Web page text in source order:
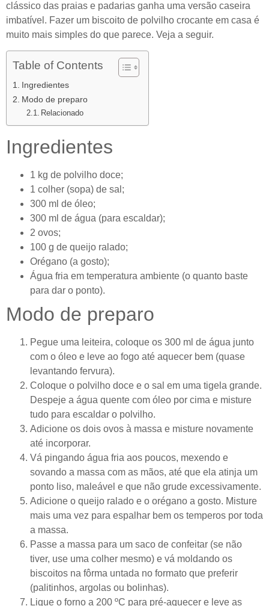
clássico das praias e padarias ganha uma versão caseira
imbatível. Fazer um biscoito de polvilho crocante em casa é
muito mais simples do que parece. Veja a seguir.
Table of Contents
Ingredientes
Modo de preparo
Relacionado
Ingredientes
1 kg de polvilho doce;
1 colher (sopa) de sal;
300 ml de óleo;
300 ml de água (para escaldar);
2 ovos;
100 g de queijo ralado;
Orégano (a gosto);
Água fria em temperatura ambiente (o quanto baste
para dar o ponto).
Modo de preparo
Pegue uma leiteira, coloque os 300 ml de água junto
com o óleo e leve ao fogo até aquecer bem (quase
levantando fervura).
Coloque o polvilho doce e o sal em uma tigela grande.
Despeje a água quente com óleo por cima e misture
tudo para escaldar o polvilho.
Adicione os dois ovos à massa e misture novamente
até incorporar.
Vá pingando água fria aos poucos, mexendo e
sovando a massa com as mãos, até que ela atinja um
ponto liso, maleável e que não grude excessivamente.
Adicione o queijo ralado e o orégano a gosto. Misture
mais uma vez para espalhar bem os temperos por toda
a massa.
Passe a massa para um saco de confeitar (se não
tiver, use uma colher mesmo) e vá moldando os
biscoitos na fôrma untada no formato que preferir
(palitinhos, argolas ou bolinhas).
Ligue o forno a 200 ºC para pré-aquecer e leve as